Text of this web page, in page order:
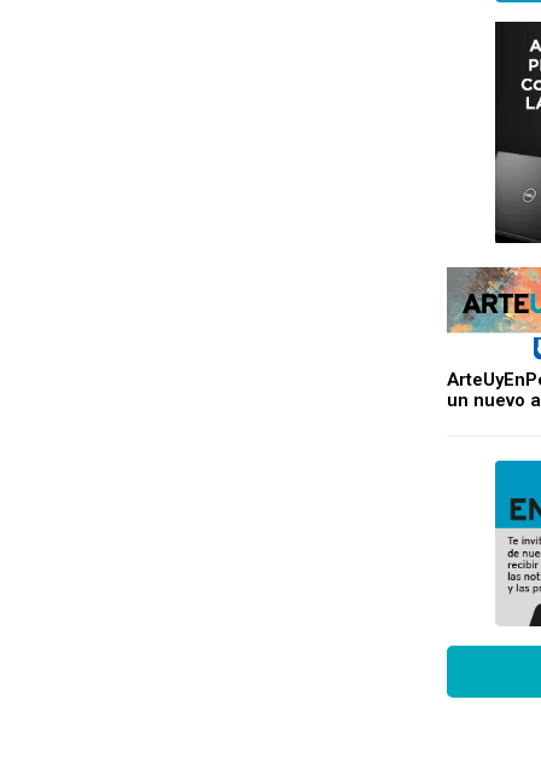
un nuevo